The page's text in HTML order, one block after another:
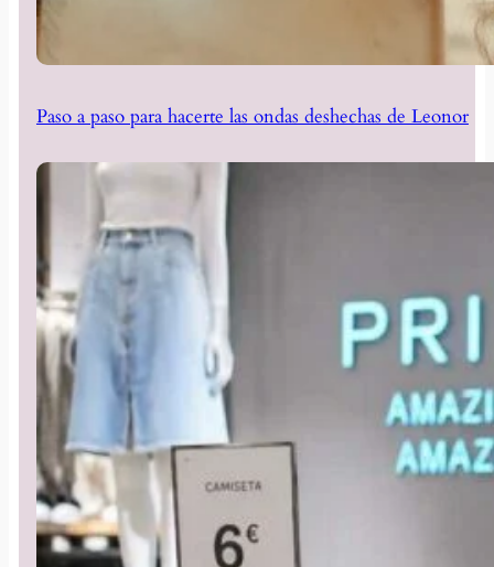
Paso a paso para hacerte las ondas deshechas de Leonor